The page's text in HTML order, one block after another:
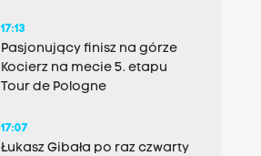
17:13
Pasjonujący finisz na górze
Kocierz na mecie 5. etapu
Tour de Pologne
17:07
Łukasz Gibała po raz czwarty